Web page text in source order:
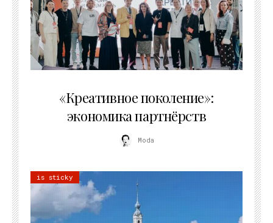
«Креативное поколение»:
экономика партнёрств
Moda
is sticky